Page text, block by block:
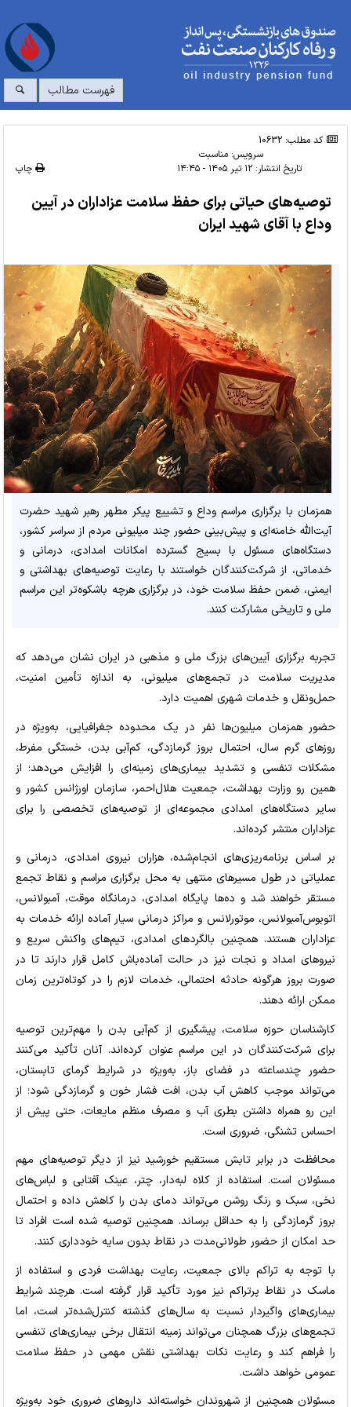
فهرست مطالب
کد مطلب: 10632
سرویس: مناسبت
تاریخ انتشار:۱۲ تیر ۱۴۰۵ - ۱۴:۴۵ چاپ
توصیه‌های حیاتی برای حفظ سلامت عزاداران در آیین
وداع با آقای شهید ایران
همزمان با برگزاری مراسم وداع و تشییع پیکر مطهر رهبر شهید حضرت
آیت‌الله خامنه‌ای و پیش‌بینی حضور چند میلیونی مردم از سراسر کشور،
دستگاه‌های مسئول با بسیج گسترده امکانات امدادی، درمانی و
خدماتی، از شرکت‌کنندگان خواستند با رعایت توصیه‌های بهداشتی و
ایمنی، ضمن حفظ سلامت خود، در برگزاری هرچه باشکوه‌تر این مراسم
ملی و تاریخی مشارکت کنند.
تجربه برگزاری آیین‌های بزرگ ملی و مذهبی در ایران نشان می‌دهد که
مدیریت سلامت در تجمع‌های میلیونی، به اندازه تأمین امنیت،
حمل‌ونقل و خدمات شهری اهمیت دارد.
حضور همزمان میلیون‌ها نفر در یک محدوده جغرافیایی، به‌ویژه در
روزهای گرم سال، احتمال بروز گرمازدگی، کم‌آبی بدن، خستگی مفرط،
مشکلات تنفسی و تشدید بیماری‌های زمینه‌ای را افزایش می‌دهد؛ از
همین رو وزارت بهداشت، جمعیت هلال‌احمر، سازمان اورژانس کشور و
سایر دستگاه‌های امدادی مجموعه‌ای از توصیه‌های تخصصی را برای
عزاداران منتشر کرده‌اند.
بر اساس برنامه‌ریزی‌های انجام‌شده، هزاران نیروی امدادی، درمانی و
عملیاتی در طول مسیرهای منتهی به محل برگزاری مراسم و نقاط تجمع
مستقر خواهند شد و ده‌ها پایگاه امدادی، درمانگاه موقت، آمبولانس،
اتوبوس‌آمبولانس، موتورلانس و مراکز درمانی سیار آماده ارائه خدمات به
عزاداران هستند. همچنین بالگردهای امدادی، تیم‌های واکنش سریع و
نیروهای امداد و نجات نیز در حالت آماده‌باش کامل قرار دارند تا در
صورت بروز هرگونه حادثه احتمالی، خدمات لازم را در کوتاه‌ترین زمان
ممکن ارائه دهند.
کارشناسان حوزه سلامت، پیشگیری از کم‌آبی بدن را مهم‌ترین توصیه
برای شرکت‌کنندگان در این مراسم عنوان کرده‌اند. آنان تأکید می‌کنند
حضور چندساعته در فضای باز، به‌ویژه در شرایط گرمای تابستان،
می‌تواند موجب کاهش آب بدن، افت فشار خون و گرمازدگی شود؛ از
این رو همراه داشتن بطری آب و مصرف منظم مایعات، حتی پیش از
احساس تشنگی، ضروری است.
محافظت در برابر تابش مستقیم خورشید نیز از دیگر توصیه‌های مهم
مسئولان است. استفاده از کلاه لبه‌دار، چتر، عینک آفتابی و لباس‌های
نخی، سبک و رنگ روشن می‌تواند دمای بدن را کاهش داده و احتمال
بروز گرمازدگی را به حداقل برساند. همچنین توصیه شده است افراد تا
حد امکان از حضور طولانی‌مدت در نقاط بدون سایه خودداری کنند.
با توجه به تراکم بالای جمعیت، رعایت بهداشت فردی و استفاده از
ماسک در نقاط پرتراکم نیز مورد تأکید قرار گرفته است. هرچند شرایط
بیماری‌های واگیردار نسبت به سال‌های گذشته کنترل‌شده‌تر است، اما
تجمع‌های بزرگ همچنان می‌تواند زمینه انتقال برخی بیماری‌های تنفسی
را فراهم کند و رعایت نکات بهداشتی نقش مهمی در حفظ سلامت
عمومی خواهد داشت.
مسئولان همچنین از شهروندان خواسته‌اند داروهای ضروری خود به‌ویژه